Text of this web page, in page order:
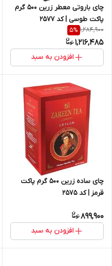
چای باروتی معطر زرین 500 گرم
پاکت طوسی | کد 2577
1,284,900
5%
1,216,485
افزودن به سبد
چای ساده زرین 500 گرم پاکت
قرمز | کد 2575
899,900
افزودن به سبد